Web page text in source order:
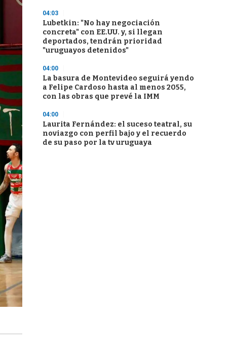
04:03
Lubetkin: "No hay negociación
concreta" con EE.UU. y, si llegan
deportados, tendrán prioridad
"uruguayos detenidos"
04:00
La basura de Montevideo seguirá yendo
a Felipe Cardoso hasta al menos 2055,
con las obras que prevé la IMM
04:00
Laurita Fernández: el suceso teatral, su
noviazgo con perfil bajo y el recuerdo
de su paso por la tv uruguaya